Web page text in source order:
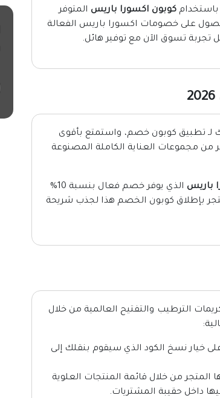
باستخدام كوبون اكسورا باريس المتوفر
على خصومات اكسورا باريس الفعالة
تسوق الآن مع توفير هائل.
لـ تطبيق كوبون خصم، واستمتع بأقوى
من مجموعات العناية الكاملة المصنوعة
باريس
الذي يوفر خصم فعال بنسبة 10%
بإطلاق كوبون الخصم هذا لجذب شريحة
الترطيب والتفتيح العالمية من خلال
خيار نسخ الكود الذي سيقوم بنقلك إلى
من خلال قائمة المنتجات العلوية
داخل حقيبة المشتريات.